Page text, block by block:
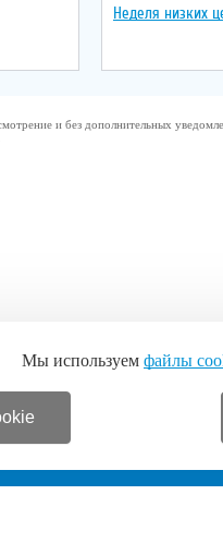
Неделя низких
и без дополнительных
Мы используем файлы